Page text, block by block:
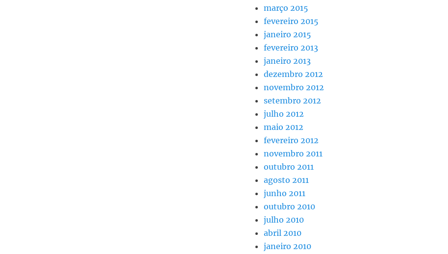
março 2015
fevereiro 2015
janeiro 2015
fevereiro 2013
janeiro 2013
dezembro 2012
novembro 2012
setembro 2012
julho 2012
maio 2012
fevereiro 2012
novembro 2011
outubro 2011
agosto 2011
junho 2011
outubro 2010
julho 2010
abril 2010
janeiro 2010